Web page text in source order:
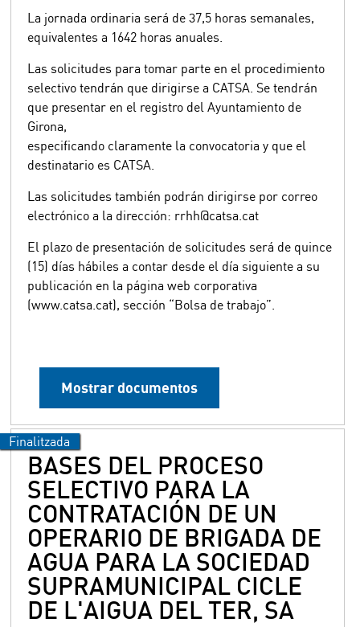
La jornada ordinaria será de 37,5 horas semanales,
equivalentes a 1642 horas anuales.
Las solicitudes para tomar parte en el procedimiento
selectivo tendrán que dirigirse a CATSA. Se tendrán
que presentar en el registro del Ayuntamiento de
Girona,
especificando claramente la convocatoria y que el
destinatario es CATSA.
Las solicitudes también podrán dirigirse por correo
electrónico a la dirección: rrhh@catsa.cat
El plazo de presentación de solicitudes será de quince
(15) días hábiles a contar desde el día siguiente a su
publicación en la página web corporativa
(www.catsa.cat), sección “Bolsa de trabajo”.
Mostrar documentos
BASES DEL PROCESO
SELECTIVO PARA LA
CONTRATACIÓN DE UN
OPERARIO DE BRIGADA DE
AGUA PARA LA SOCIEDAD
SUPRAMUNICIPAL CICLE
DE L'AIGUA DEL TER, SA